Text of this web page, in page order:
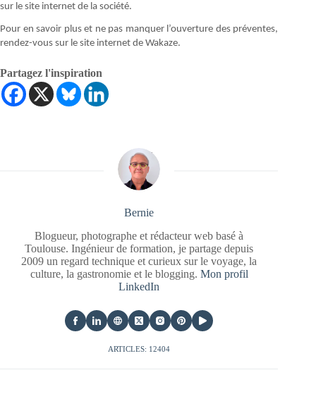
sur le site internet de la société.
Pour en savoir plus et ne pas manquer l’ouverture des préventes,
rendez-vous sur le site internet de Wakaze.
Partagez l'inspiration
Bernie
Blogueur, photographe et rédacteur web basé à
Toulouse. Ingénieur de formation, je partage depuis
2009 un regard technique et curieux sur le voyage, la
culture, la gastronomie et le blogging. Mon profil
LinkedIn
ARTICLES: 12404